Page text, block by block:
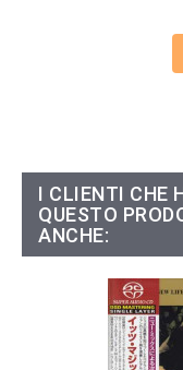
I CLIENTI CHE
QUESTO
ANCHE: